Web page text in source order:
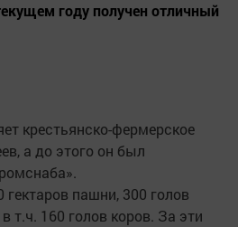
году получен отличный
крестьянско-фермерское
а до этого он был
гектаров пашни, 300 голов
т.ч. 160 голов коров. За эти